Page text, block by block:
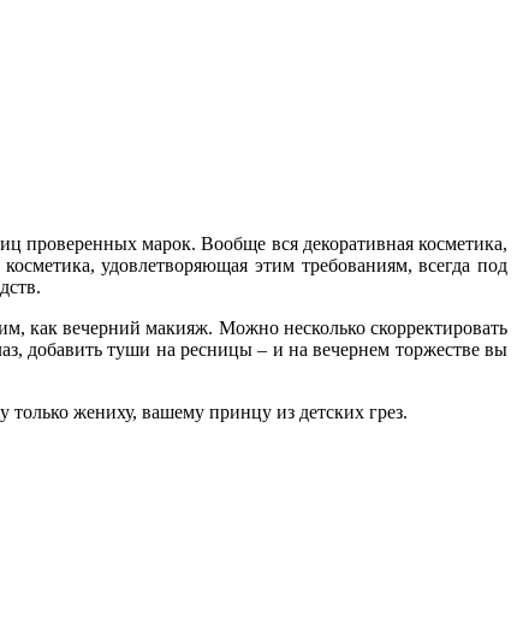
проверенных марок. Вообще вся декоративная косметика,
удовлетворяющая этим требованиям, всегда под
как вечерний макияж. Можно несколько скорректировать
добавить туши на ресницы – и на вечернем торжестве вы
только жениху, вашему принцу из детских грез.